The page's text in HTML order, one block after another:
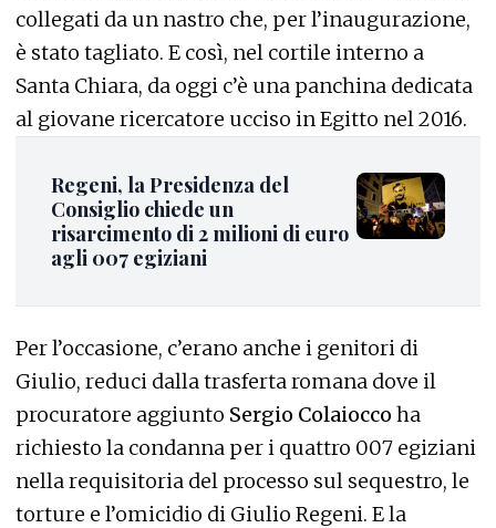
collegati da un nastro che, per l’inaugurazione,
è stato tagliato. E così, nel cortile interno a
Santa Chiara, da oggi c’è una panchina dedicata
al giovane ricercatore ucciso in Egitto nel 2016.
Regeni, la Presidenza del
Consiglio chiede un
risarcimento di 2 milioni di euro
agli 007 egiziani
Per l’occasione, c’erano anche i genitori di
Giulio, reduci dalla trasferta romana dove il
procuratore aggiunto Sergio Colaiocco ha
richiesto la condanna per i quattro 007 egiziani
nella requisitoria del processo sul sequestro, le
torture e l’omicidio di Giulio Regeni. E la